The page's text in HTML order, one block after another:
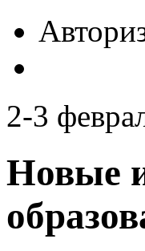
2-3
Новые